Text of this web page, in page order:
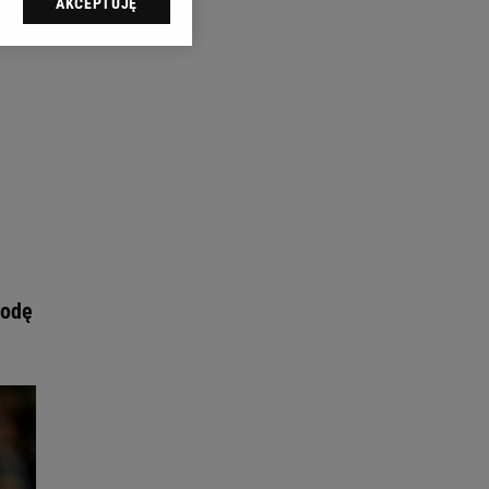
sp. z o.o., jej
swoje preferencje
reklam i treści,